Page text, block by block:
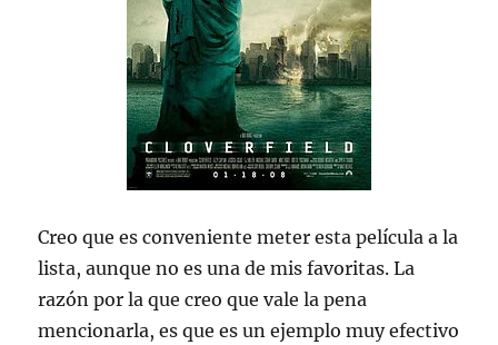
Creo que es conveniente meter esta película a la
lista, aunque no es una de mis favoritas. La
razón por la que creo que vale la pena
mencionarla, es que es un ejemplo muy efectivo